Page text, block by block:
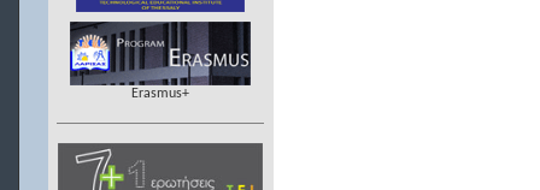
Erasmus+